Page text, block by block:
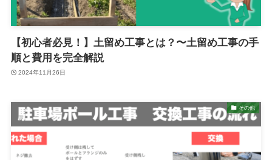
【初心者必見！】土留め工事とは？〜土留め工事の手
順と費用を完全解説
2024年11月26日
その他